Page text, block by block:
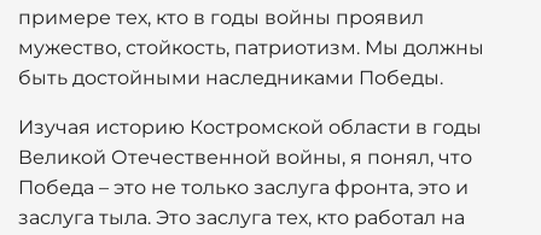
примере тех, кто в годы войны проявил
мужество, стойкость, патриотизм. Мы должны
быть достойными наследниками Победы.
Изучая историю Костромской области в годы
Великой Отечественной войны, я понял, что
Победа – это не только заслуга фронта, это и
заслуга тыла. Это заслуга тех, кто работал на